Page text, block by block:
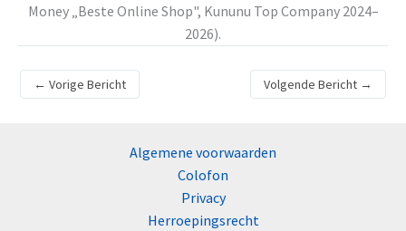
Money „Beste Online Shop", Kununu Top Company 2024–
2026).
← Vorige Bericht Volgende Bericht →
Algemene voorwaarden
Colofon
Privacy
Herroepingsrecht